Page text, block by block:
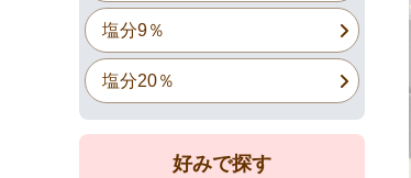
塩分9％
塩分20％
好みで探す